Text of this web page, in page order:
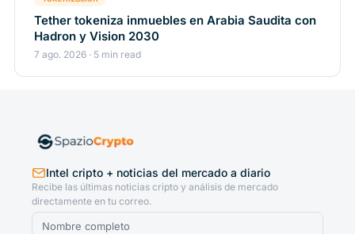
Tether tokeniza inmuebles en Arabia Saudita con
Hadron y Vision 2030
7 ago. 2026 · 5 min read
Intel cripto + noticias del mercado a diario
Recibe las últimas noticias cripto y análisis de mercado
directamente en tu correo.